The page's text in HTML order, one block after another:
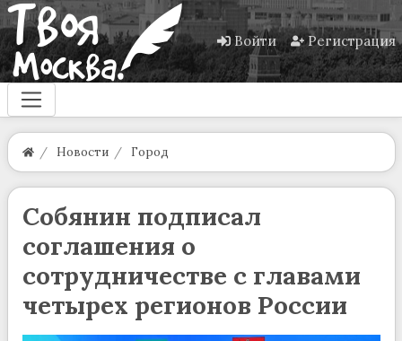
Войти Регистрация
Новости Город
Собянин подписал
соглашения о
сотрудничестве с главами
четырех регионов России